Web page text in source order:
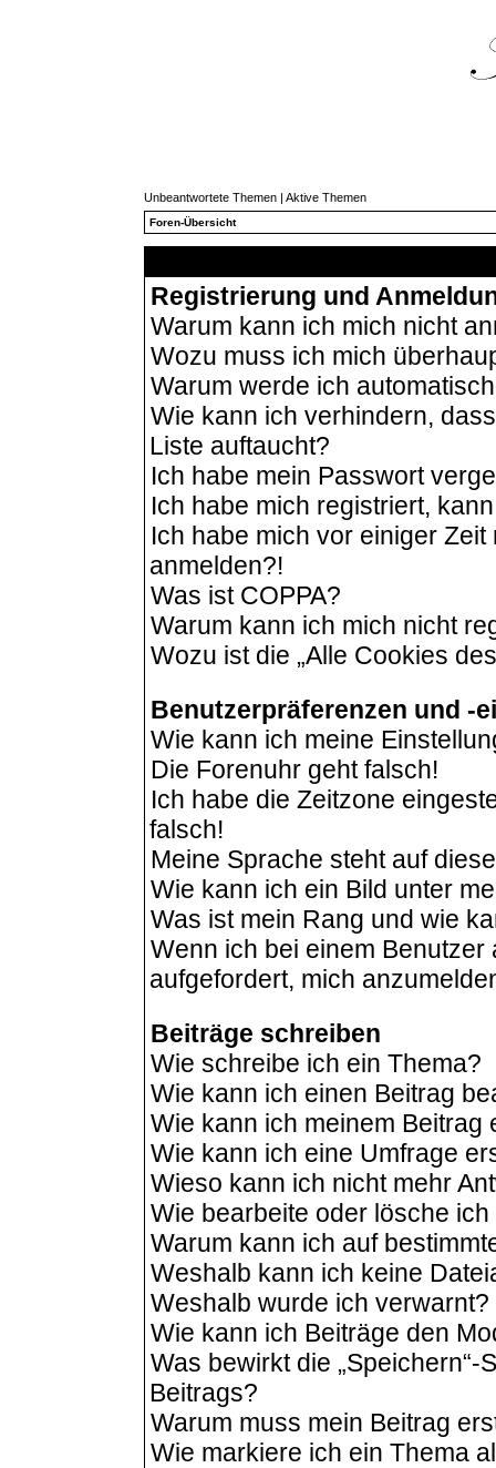
Unbeantwortete Themen | Aktive Themen
Foren-Übersicht
Registrierung und
Warum kann ich mich nicht
Wozu muss ich mich
Warum werde ich
Wie kann ich verhindern,
Liste auftaucht?
Ich habe mein Passwort
Ich habe mich registriert,
Ich habe mich vor einiger
anmelden?!
Was ist COPPA?
Warum kann ich mich nicht
Wozu ist die „Alle Cookies
Benutzerpräferenzen und -
Wie kann ich meine
Die Forenuhr geht falsch!
Ich habe die Zeitzone
falsch!
Meine Sprache steht auf
Wie kann ich ein Bild unter
Was ist mein Rang und wie
Wenn ich bei einem
aufgefordert, mich
Beiträge schreiben
Wie schreibe ich ein Thema?
Wie kann ich einen Beitrag
Wie kann ich meinem Beitrag
Wie kann ich eine Umfrage
Wieso kann ich nicht mehr
Wie bearbeite oder lösche
Warum kann ich auf
Weshalb kann ich keine
Weshalb wurde ich verwarnt?
Wie kann ich Beiträge den
Was bewirkt die
Beitrags?
Warum muss mein Beitrag
Wie markiere ich ein Thema